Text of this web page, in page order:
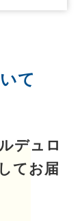
て
デュロ
てお届